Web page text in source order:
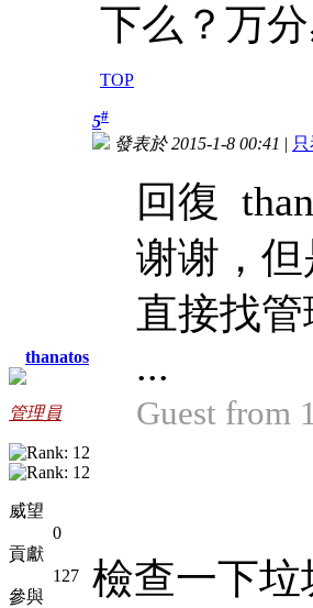
下么？万分
TOP
thanatos
管理員
威望
0
貢獻
127
參與
5#
發表於 2015-1-8 00:41 |
回復
谢谢，
直接找
...
Guest from
檢查一下